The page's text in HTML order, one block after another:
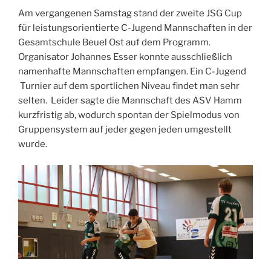
Am vergangenen Samstag stand der zweite JSG Cup
für leistungsorientierte C-Jugend Mannschaften in der
Gesamtschule Beuel Ost auf dem Programm.
Organisator Johannes Esser konnte ausschließlich
namenhafte Mannschaften empfangen. Ein C-Jugend
Turnier auf dem sportlichen Niveau findet man sehr
selten. Leider sagte die Mannschaft des ASV Hamm
kurzfristig ab, wodurch spontan der Spielmodus von
Gruppensystem auf jeder gegen jeden umgestellt
wurde.